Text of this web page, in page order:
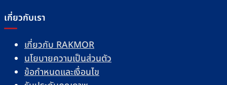
เกี่ยวกับเรา
เกี่ยวกับ RAKMOR
นโยบายความเป็นส่วนตัว
ข้อกำหนดและเงื่อนไข